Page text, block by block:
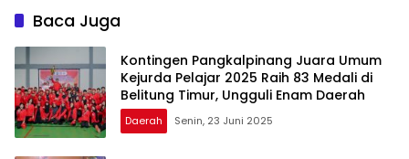
Baca Juga
Kontingen Pangkalpinang Juara Umum
Kejurda Pelajar 2025 Raih 83 Medali di
Belitung Timur, Ungguli Enam Daerah
Daerah Senin, 23 Juni 2025